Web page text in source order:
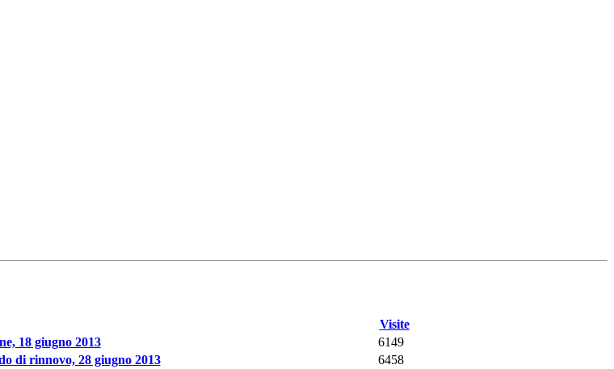
Visite
18 giugno 2013
6149
di rinnovo, 28 giugno 2013
6458